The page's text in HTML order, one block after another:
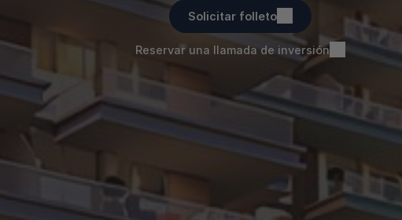
Solicitar folleto
Reservar una llamada de inversión